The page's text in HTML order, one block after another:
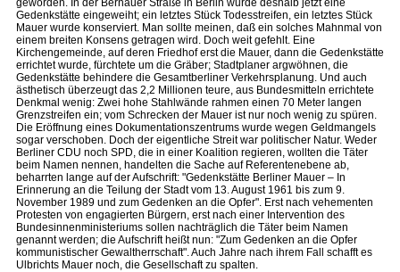
geworden. In der Bernauer Straße in Berlin wurde deshalb jetzt eine
Gedenkstätte eingeweiht; ein letztes Stück Todesstreifen, ein letztes Stück
Mauer wurde konserviert. Man sollte meinen, daß ein solches Mahnmal von
einem breiten Konsens getragen wird. Doch weit gefehlt. Eine
Kirchengemeinde, auf deren Friedhof erst die Mauer, dann die Gedenkstätte
errichtet wurde, fürchtete um die Gräber; Stadtplaner argwöhnen, die
Gedenkstätte behindere die Gesamtberliner Verkehrsplanung. Und auch
ästhetisch überzeugt das 2,2 Millionen teure, aus Bundesmitteln errichtete
Denkmal wenig: Zwei hohe Stahlwände rahmen einen 70 Meter langen
Grenzstreifen ein; vom Schrecken der Mauer ist nur noch wenig zu spüren.
Die Eröffnung eines Dokumentationszentrums wurde wegen Geldmangels
sogar verschoben. Doch der eigentliche Streit war politischer Natur. Weder
Berliner CDU noch SPD, die in einer Koalition regieren, wollten die Täter
beim Namen nennen, handelten die Sache auf Referentenebene ab,
beharrten lange auf der Aufschrift: "Gedenkstätte Berliner Mauer – In
Erinnerung an die Teilung der Stadt vom 13. August 1961 bis zum 9.
November 1989 und zum Gedenken an die Opfer". Erst nach vehementen
Protesten von engagierten Bürgern, erst nach einer Intervention des
Bundesinnenministeriums sollen nachträglich die Täter beim Namen
genannt werden; die Aufschrift heißt nun: "Zum Gedenken an die Opfer
kommunistischer Gewaltherrschaft". Auch Jahre nach ihrem Fall schafft es
Ulbrichts Mauer noch, die Gesellschaft zu spalten.